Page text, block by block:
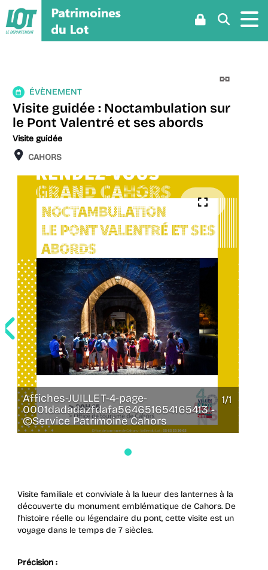
Aller
au
menu
Aller
au
contenu
Aller
la
Évènement
ÉVÈNEMENT
Visite guidée : Noctambulation sur
le Pont Valentré et ses abords
Visite guidée
Localisation
CAHORS
Affiches-JUILLET-4-page-
0001dadadazfdafa564651654165413 -
©Service Patrimoine Cahors
1/1
Visite familiale et conviviale à la lueur des lanternes à la
découverte du monument emblématique de Cahors. De
l’histoire réelle ou légendaire du pont, cette visite est un
voyage dans le temps de 7 siècles.
Précision :